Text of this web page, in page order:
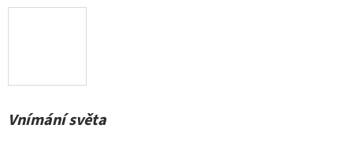
Vnímání světa